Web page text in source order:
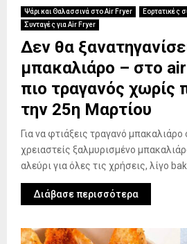
Ψάρι και Θαλασσινά στο Air Fryer
Εορτατικές
Συνταγές για Air Fryer
Δεν θα
μπακαλιάρο – στο
πιο τραγανός χωρίς
την 25η Μαρτίου
Για να φτιάξεις τραγανό
χρειαστείς ξαλμυρισμένο
αλεύρι για όλες τις χρήσεις, λίγο
Διάβασε περισσότερα